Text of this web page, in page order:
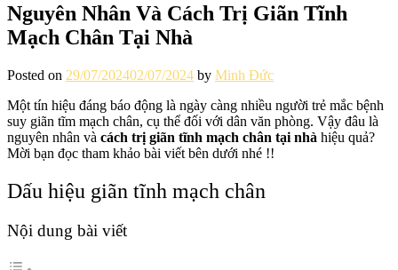
Nguyên Nhân Và Cách Trị Giãn Tĩnh
Mạch Chân Tại Nhà
Posted on 29/07/202402/07/2024 by Minh Đức
Một tín hiệu đáng báo động là ngày càng nhiều người trẻ mắc bệnh
suy giãn tĩm mạch chân, cụ thể đối với dân văn phòng. Vậy đâu là
nguyên nhân và cách trị giãn tĩnh mạch chân tại nhà hiệu quả?
Mời bạn đọc tham khảo bài viết bên dưới nhé !!
Dấu hiệu giãn tĩnh mạch chân
Nội dung bài viết